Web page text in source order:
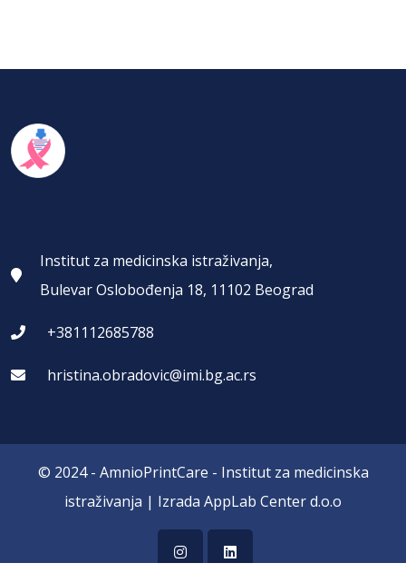
Institut za medicinska istraživanja,
Bulevar Oslobođenja 18, 11102 Beograd
+381112685788
hristina.obradovic@imi.bg.ac.rs
© 2024 - AmnioPrintCare - Institut za medicinska
istraživanja | Izrada AppLab Center d.o.o